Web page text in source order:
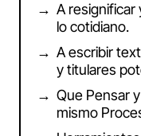
A resignificar
lo cotidiano.
A escribir
y titulares
Que Pensar
mismo